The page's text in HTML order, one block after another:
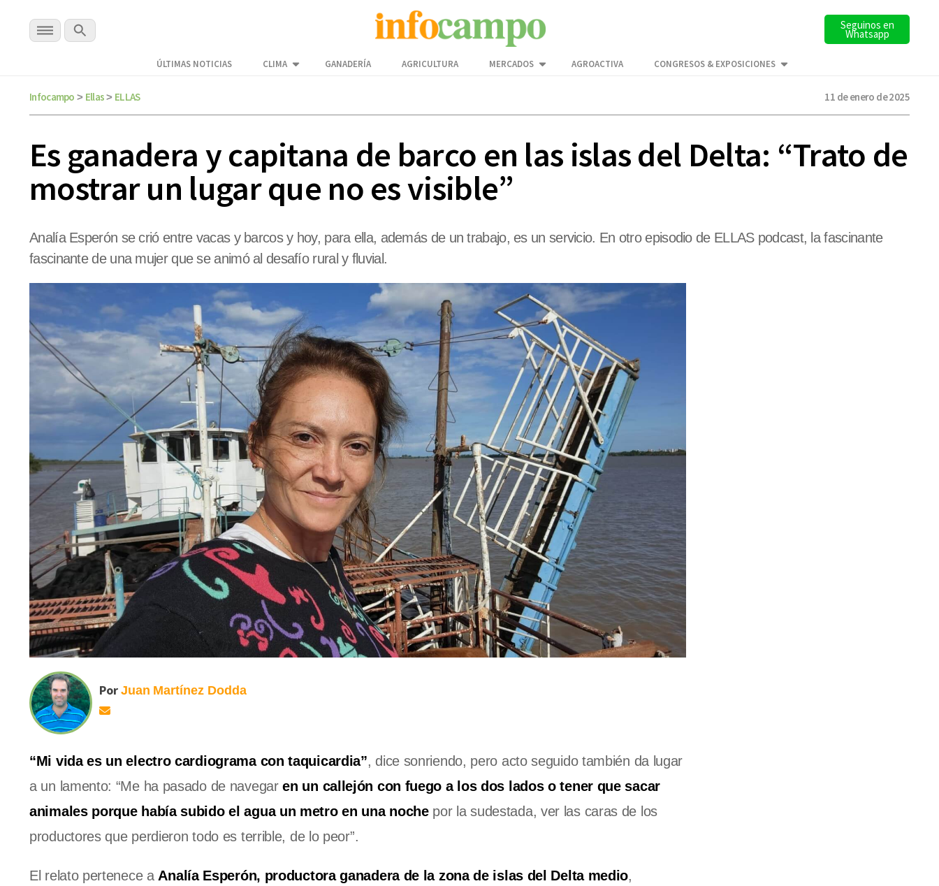
Seguinos en
Whatsapp
ÚLTIMAS NOTICIAS CLIMA GANADERÍA AGRICULTURA MERCADOS AGROACTIVA CONGRESOS & EXPOSICIONES
Infocampo > Ellas> ELLAS 11 de enero de 2025
Es ganadera y capitana de barco en las islas del Delta: “Trato de
mostrar un lugar que no es visible”
Analía Esperón se crió entre vacas y barcos y hoy, para ella, además de un trabajo, es un servicio. En otro episodio de ELLAS podcast, la fascinante
fascinante de una mujer que se animó al desafío rural y fluvial.
Por Juan Martínez Dodda
“Mi vida es un electro cardiograma con taquicardia”, dice sonriendo, pero acto seguido también da lugar
a un lamento: “Me ha pasado de navegaren un callejón con fuego a los dos lados o tener que sacar
animales porque había subido el agua un metro en una nochepor la sudestada, ver las caras de los
productores que perdieron todo es terrible, de lo peor”.
El relato pertenece a Analía Esperón, productora ganadera de la zona de islas del Delta medio,